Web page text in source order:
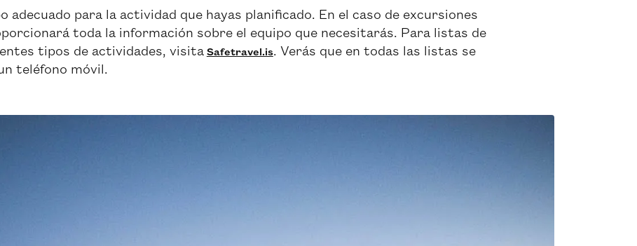
adecuado para la actividad que hayas planificado. En el caso de excursiones
toda la información sobre el equipo que necesitarás. Para listas de
tipos de actividades, visita Safetravel.is. Verás que en todas las listas se
teléfono móvil.